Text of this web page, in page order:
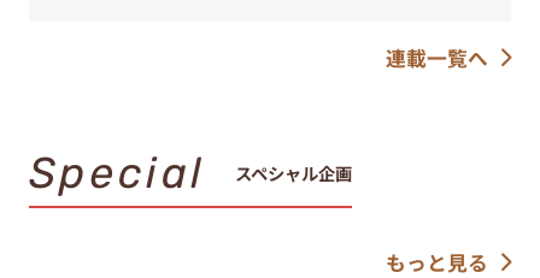
連載一覧へ
Special スペシャル企画
もっと見る